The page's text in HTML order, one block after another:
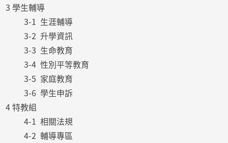
3 學生輔導
3-1 生涯輔導
3-2 升學資訊
3-3 生命教育
3-4 性別平等教育
3-5 家庭教育
3-6 學生申訴
4 特教組
4-1 相關法規
4-2 輔導專區